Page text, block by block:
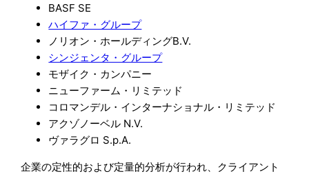
BASF SE
ハイファ・グループ
ノリオン・ホールディングB.V.
シンジェンタ・グループ
モザイク・カンパニー
ニューファーム・リミテッド
コロマンデル・インターナショナル・リミテッド
アクゾノーベル N.V.
ヴァラグロ S.p.A.
企業の定性的および定量的分析が行われ、クライアント